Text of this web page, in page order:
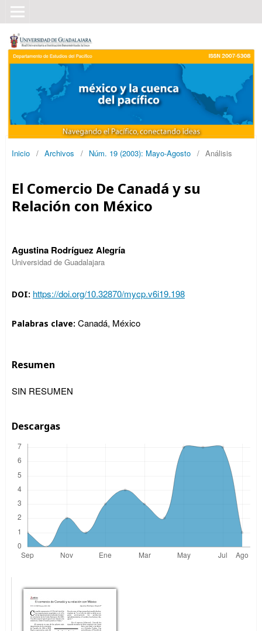
Inicio / Archivos / Núm. 19 (2003): Mayo-Agosto / Análisis
El Comercio De Canadá y su
Relación con México
Agustina Rodríguez Alegría
Universidad de Guadalajara
DOI: https://doi.org/10.32870/mycp.v6i19.198
Palabras clave: Canadá, México
Resumen
SIN RESUMEN
Descargas